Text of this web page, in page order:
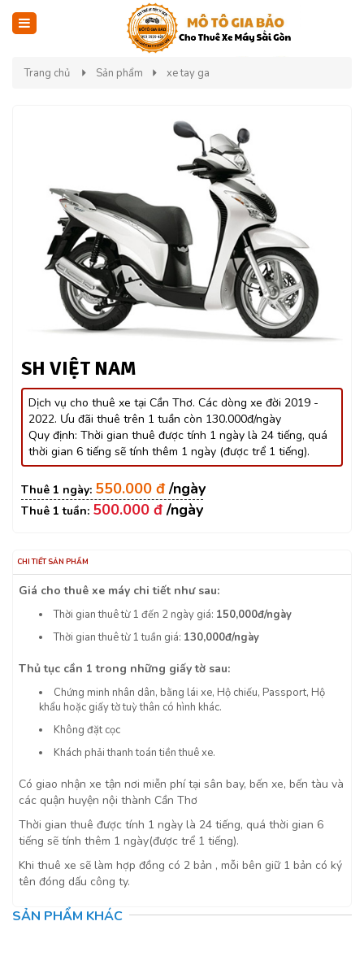
Trang chủ Sản phẩm xe tay ga
SH VIỆT NAM
Dịch vụ cho thuê xe tại Cần Thơ. Các dòng xe đời 2019 -
2022. Ưu đãi thuê trên 1 tuần còn 130.000đ/ngày
Quy định: Thời gian thuê được tính 1 ngày là 24 tiếng, quá
thời gian 6 tiếng sẽ tính thêm 1 ngày (được trể 1 tiếng).
550.000 đ
500.000 đ
CHI TIẾT SẢN PHẨM
Giá cho thuê xe máy chi tiết như sau:
Thời gian thuê từ 1 đến 2 ngày giá: 150,000đ/ngày
Thời gian thuê từ 1 tuần giá: 130,000đ/ngày
Thủ tục cần 1 trong những giấy tờ sau:
Chứng minh nhân dân, bằng lái xe, Hộ chiếu, Passport, Hộ
khẩu hoặc giấy tờ tuỳ thân có hình khác.
Không đặt cọc
Khách phải thanh toán tiền thuê xe.
Có giao nhận xe tận nơi miễn phí tại sân bay, bến xe, bến tàu và
các quận huyện nội thành Cần Thơ
Thời gian thuê được tính 1 ngày là 24 tiếng, quá thời gian 6
tiếng sẽ tính thêm 1 ngày(được trể 1 tiếng).
Khi thuê xe sẽ làm hợp đồng có 2 bản , mỗi bên giữ 1 bản có ký
tên đóng dấu công ty.
SẢN PHẨM KHÁC